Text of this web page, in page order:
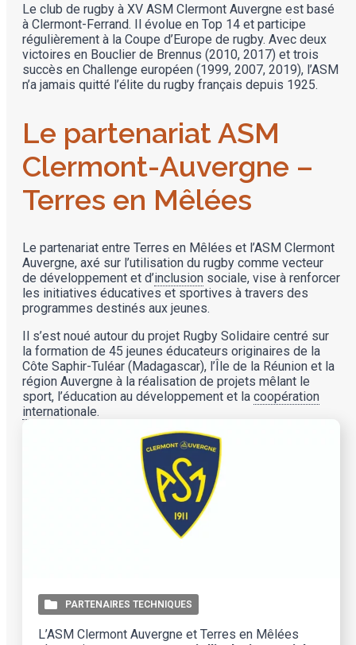
Le club de rugby à XV ASM Clermont Auvergne est basé
à Clermont-Ferrand. Il évolue en Top 14 et participe
régulièrement à la Coupe d’Europe de rugby. Avec deux
victoires en Bouclier de Brennus (2010, 2017) et trois
succès en Challenge européen (1999, 2007, 2019), l’ASM
n’a jamais quitté l’élite du rugby français depuis 1925.
Le partenariat ASM
Clermont-Auvergne –
Terres en Mêlées
Le partenariat entre Terres en Mêlées et l’ASM Clermont
Auvergne, axé sur l’utilisation du rugby comme vecteur
de développement et d’inclusion sociale, vise à renforcer
les initiatives éducatives et sportives à travers des
programmes destinés aux jeunes.
Il s’est noué autour du projet Rugby Solidaire centré sur
la formation de 45 jeunes éducateurs originaires de la
Côte Saphir-Tuléar (Madagascar), l’Île de la Réunion et la
région Auvergne à la réalisation de projets mêlant le
sport, l’éducation au développement et la coopération
internationale.
PARTENAIRES TECHNIQUES
L’ASM Clermont Auvergne et Terres en Mêlées